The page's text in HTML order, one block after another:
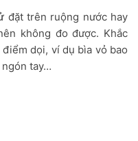
đặt trên ruộng nước hay
không đo được. Khắc
dọi, ví dụ bìa vỏ bao
tay…